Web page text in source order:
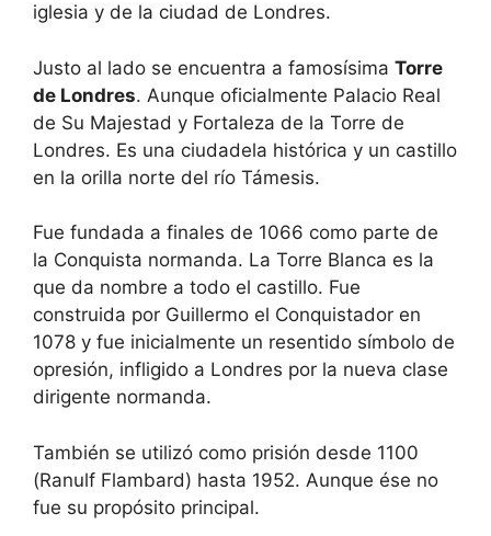
iglesia y de la ciudad de Londres.
Justo al lado se encuentra a famosísima Torre
de Londres. Aunque oficialmente Palacio Real
de Su Majestad y Fortaleza de la Torre de
Londres. Es una ciudadela histórica y un castillo
en la orilla norte del río Támesis.
Fue fundada a finales de 1066 como parte de
la Conquista normanda. La Torre Blanca es la
que da nombre a todo el castillo. Fue
construida por Guillermo el Conquistador en
1078 y fue inicialmente un resentido símbolo de
opresión, infligido a Londres por la nueva clase
dirigente normanda.
También se utilizó como prisión desde 1100
(Ranulf Flambard) hasta 1952. Aunque ése no
fue su propósito principal.